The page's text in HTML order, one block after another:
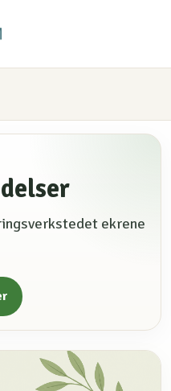
ekrene